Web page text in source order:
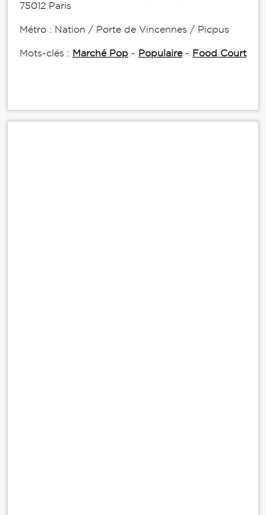
75012 Paris
Métro : Nation / Porte de Vincennes / Picpus
Mots-clés : Marché Pop - Populaire- Food Court